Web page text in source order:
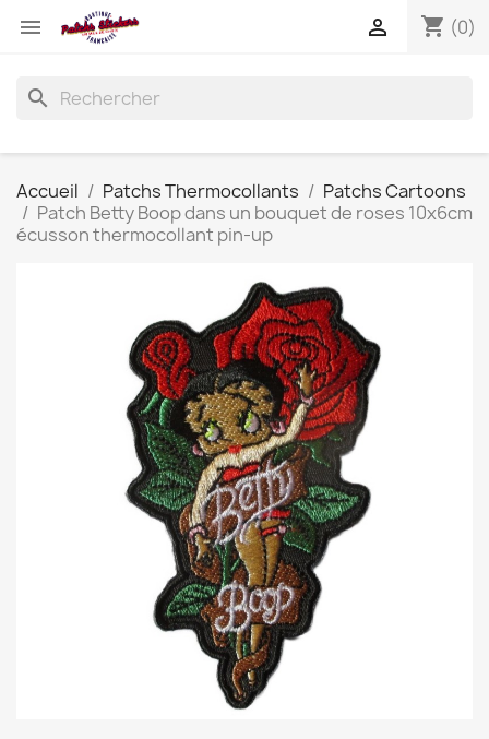
 shopping_cart (0)

search
Accueil Patchs Thermocollants
Patchs Cartoons
Patch Betty Boop dans un bouquet de roses 10x6cm
écusson thermocollant pin-up